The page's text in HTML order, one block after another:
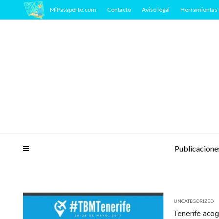
MiPasaporte.com Contacto Aviso legal Herramientas
UNCATEGORIZED
Tenerife